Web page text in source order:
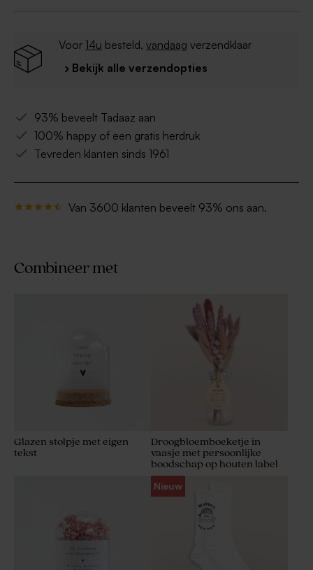
Voor 14u besteld, vandaag verzendklaar
› Bekijk alle verzendopties
93% beveelt Tadaaz aan
100% happy of een gratis herdruk
Tevreden klanten sinds 1961
Van 3600 klanten beveelt 93% ons aan.
Combineer met
Glazen stolpje met eigen
tekst
Droogbloemboeketje in
vaasje met persoonlijke
boodschap op houten label
Nieuw